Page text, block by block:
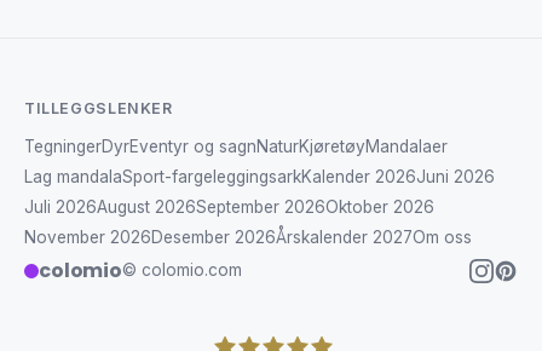
TILLEGGSLENKER
TegningerDyrEventyr og sagnNaturKjøretøyMandalaer
Lag mandalaSport-fargeleggingsarkKalender 2026Juni 2026
Juli 2026August 2026September 2026Oktober 2026
November 2026Desember 2026Årskalender 2027Om oss
colomio© colomio.com